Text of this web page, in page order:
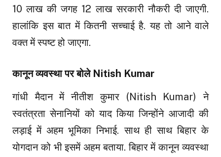
10 लाख की जगह 12 लाख सरकारी नौकरी दी जाएगी.
हालांकि इस बात में कितनी सच्चाई है. यह तो आने वाले
वक्त में स्पष्ट हो जाएगा.
कानून व्यवस्था पर बोले Nitish Kumar
गांधी मैदान में नीतीश कुमार (Nitish Kumar) ने
स्वतंत्रता सेनानियों को याद किया जिन्होंने आजादी की
लड़ाई में अहम भूमिका निभाई. साथ ही साथ बिहार के
योगदान को भी इसमें अहम बताया. बिहार में कानून व्यवस्था